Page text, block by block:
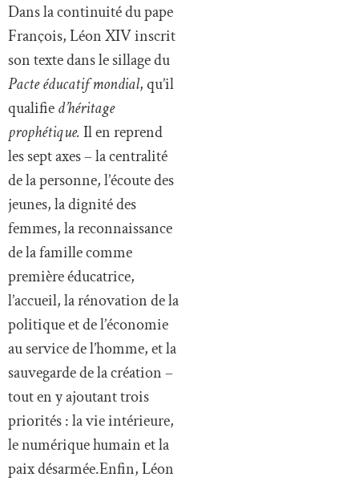
Dans la continuité du pape
François, Léon XIV inscrit
son texte dans le sillage du
Pacte éducatif mondial, qu’il
qualified’héritage
prophétique. Il en reprend
les sept axes – la centralité
de la personne, l’écoute des
jeunes, la dignité des
femmes, la reconnaissance
de la famille comme
première éducatrice,
l’accueil, la rénovation de la
politique et de l’économie
au service de l’homme, et la
sauvegarde de la création –
tout en y ajoutant trois
priorités : la vie intérieure,
le numérique humain et la
paix désarmée.Enfin, Léon